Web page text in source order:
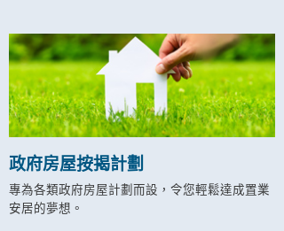
政府房屋按揭計劃
專為各類政府房屋計劃而設，令您輕鬆達成置業
安居的夢想。